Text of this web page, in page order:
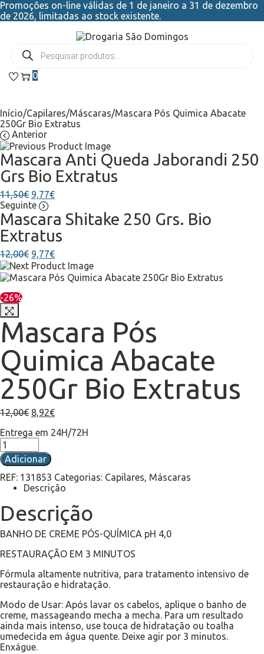
Promoções on-line válidas de 1 de janeiro a 31 de dezembro
de 2026, limitadas ao stock existente.
0
Início/Capilares/Máscaras/Mascara Pós Quimica Abacate
250Gr Bio Extratus
Anterior
Mascara Anti Queda Jaborandi 250
Grs Bio Extratus
11,50€ 9,77€
Seguinte
Mascara Shitake 250 Grs. Bio
Extratus
12,00€ 9,77€
-26%
Mascara Pós
Quimica Abacate
250Gr Bio Extratus
12,00€ 8,92€
Entrega em 24H/72H
Adicionar
REF: 131853 Categorias: Capilares, Máscaras
Descrição
Descrição
BANHO DE CREME PÓS-QUÍMICA pH 4,0
RESTAURAÇÃO EM 3 MINUTOS
Fórmula altamente nutritiva, para tratamento intensivo de
restauração e hidratação.
Modo de Usar: Após lavar os cabelos, aplique o banho de
creme, massageando mecha a mecha. Para um resultado
ainda mais intenso, use touca de hidratação ou toalha
umedecida em água quente. Deixe agir por 3 minutos.
Enxágue.